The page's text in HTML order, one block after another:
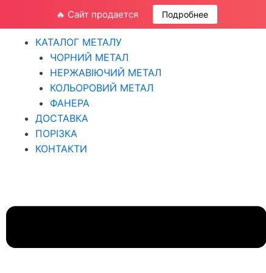
🔥 Сайт продается Подробнее
КАТАЛОГ МЕТАЛУ
ЧОРНИЙ МЕТАЛ
НЕРЖАВІЮЧИЙ МЕТАЛ
КОЛЬОРОВИЙ МЕТАЛ
ФАНЕРА
ДОСТАВКА
ПОРІЗКА
КОНТАКТИ